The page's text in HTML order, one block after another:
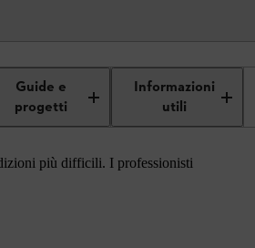
Guide e
progetti
Informazioni
utili
più difficili. I professionisti